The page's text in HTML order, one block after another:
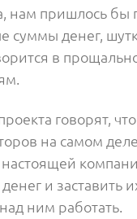
нам пришлось бы
суммы денег,
в
говорят,
на самом
настоящей
и заставить
ним работать.